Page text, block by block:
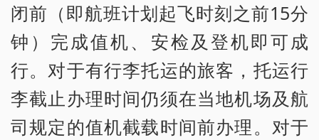
闭前（即航班计划起飞时刻之前15分
钟）完成值机、安检及登机即可成
行。对于有行李托运的旅客，托运行
李截止办理时间仍须在当地机场及航
司规定的值机截载时间前办理。对于